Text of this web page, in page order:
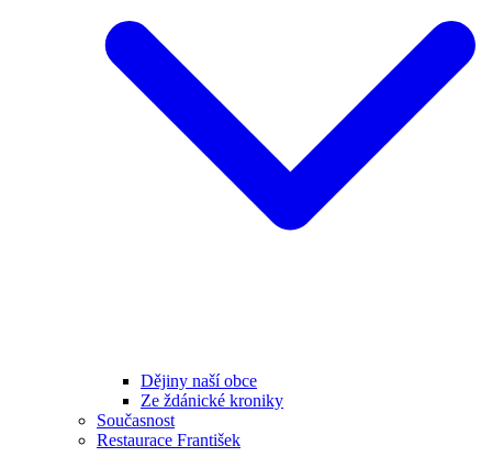
Dějiny naší obce
Ze ždánické kroniky
Současnost
Restaurace František